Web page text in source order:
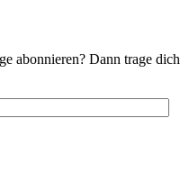
abonnieren? Dann trage dich